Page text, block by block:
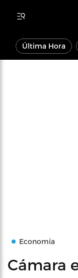
Última Hora
Economía
Cámara